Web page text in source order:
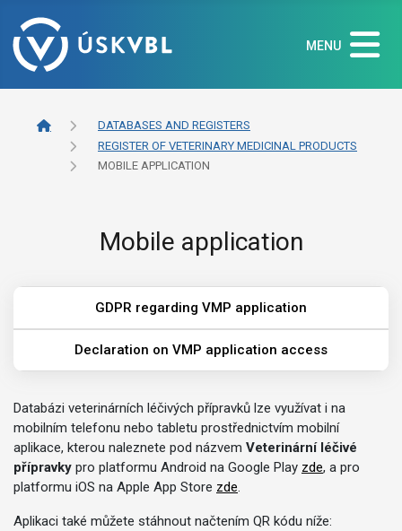
MENU
DATABASES AND REGISTERS
REGISTER OF VETERINARY MEDICINAL PRODUCTS
MOBILE APPLICATION
Mobile application
GDPR regarding VMP application
Declaration on VMP application access
Databázi veterinárních léčivých přípravků lze využívat i na
mobilním telefonu nebo tabletu prostřednictvím mobilní
aplikace, kterou naleznete pod názvem Veterinární léčivé
přípravky pro platformu Android na Google Play zde, a pro
platformu iOS na Apple App Store zde.
Aplikaci také můžete stáhnout načtením QR kódu níže: